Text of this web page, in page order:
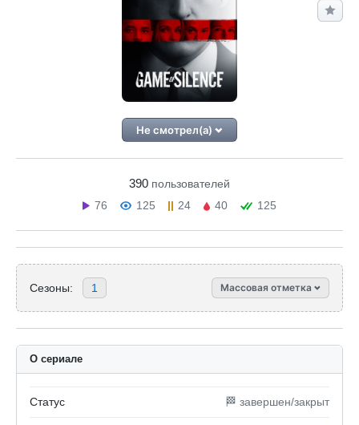
Не смотрел(а)
390 пользователей
76
125 24 40 125
Сезоны: 1 Массовая отметка
О сериале
Статус 🏁 завершен/закрыт